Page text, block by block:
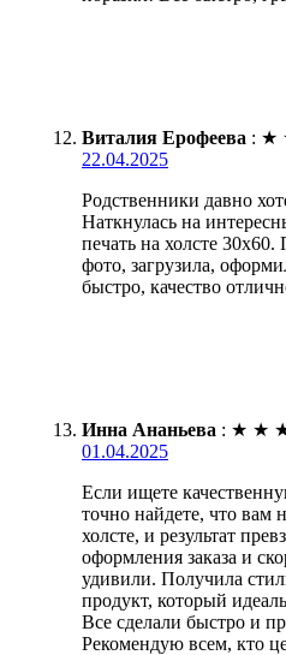
Виталия Ерофеева : ★
22.04.2025
Родственники давно
Наткнулась на
печать на холсте
фото, загрузила,
быстро, качество
Инна Ананьева : ★ ★
01.04.2025
Если ищете
точно найдете, что вам
холсте, и результат
оформления заказа и
удивили. Получила
продукт, который
Все сделали быстро и
Рекомендую всем, кто